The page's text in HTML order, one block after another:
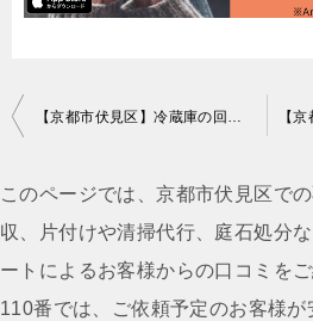
投
ナ
ビ
ゲ
ー
【京都市伏見区】冷蔵庫の回収・処分ご依頼 お客様の声
このページでは、京都市伏見区で
収、片付けや清掃代行、庭石処分
ートによるお客様からの口コミを
110番では、ご依頼予定のお客様が